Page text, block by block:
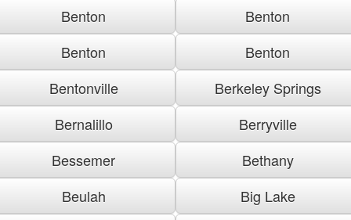
Benton
Benton
Benton
Benton
Bentonville
Berkeley Springs
Bernalillo
Berryville
Bessemer
Bethany
Beulah
Big Lake